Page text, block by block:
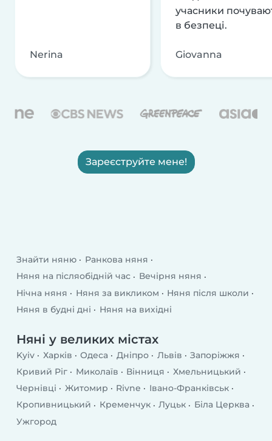
Nerina
учасники
в безпеці.
Giovanna
Зареєструйте мене!
Знайти няню
Ранкова няня
Няня на післяобідній час
Вечірня няня
Нічна няня
Няня за викликом
Няня після школи
Няня в будні дні
Няня на вихідні
Няні у великих містах
Kyiv Харків Одеса Дніпро Львів
Запоріжжя
Кривий Ріг
Миколаїв Вінниця
Хмельницький
Чернівці
Житомир Rivne
Івано-Франківськ
Кропивницький
Кременчук Луцьк
Біла Церква
Ужгород